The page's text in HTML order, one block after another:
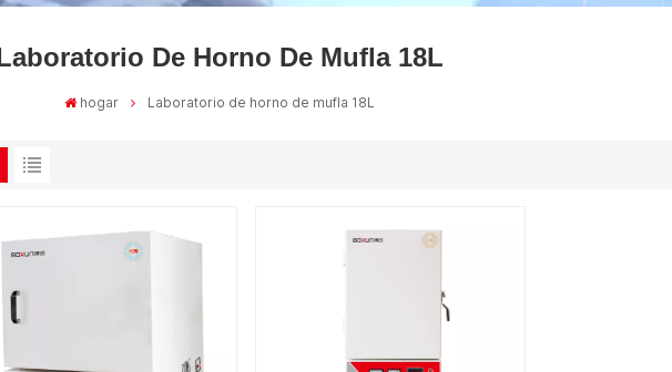
Laboratorio De Horno De Mufla 18L
hogar Laboratorio de horno de mufla 18L